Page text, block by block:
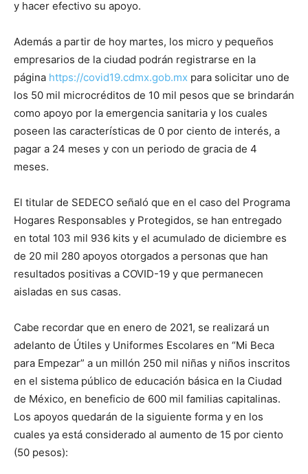
y hacer efectivo su apoyo.
Además a partir de hoy martes, los micro y pequeños
empresarios de la ciudad podrán registrarse en la
página https://covid19.cdmx.gob.mx para solicitar uno de
los 50 mil microcréditos de 10 mil pesos que se brindarán
como apoyo por la emergencia sanitaria y los cuales
poseen las características de 0 por ciento de interés, a
pagar a 24 meses y con un periodo de gracia de 4
meses.
El titular de SEDECO señaló que en el caso del Programa
Hogares Responsables y Protegidos, se han entregado
en total 103 mil 936 kits y el acumulado de diciembre es
de 20 mil 280 apoyos otorgados a personas que han
resultados positivas a COVID-19 y que permanecen
aisladas en sus casas.
Cabe recordar que en enero de 2021, se realizará un
adelanto de Útiles y Uniformes Escolares en “Mi Beca
para Empezar” a un millón 250 mil niñas y niños inscritos
en el sistema público de educación básica en la Ciudad
de México, en beneficio de 600 mil familias capitalinas.
Los apoyos quedarán de la siguiente forma y en los
cuales ya está considerado al aumento de 15 por ciento
(50 pesos):